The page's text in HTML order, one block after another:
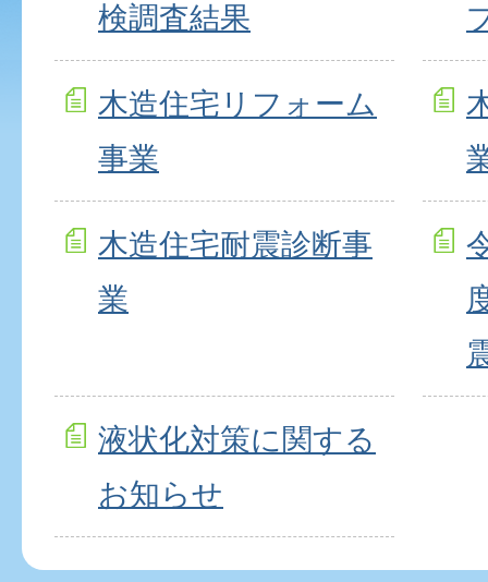
検調査結果
木造住宅リフォーム
事業
木造住宅耐震診断事
業
液状化対策に関する
お知らせ